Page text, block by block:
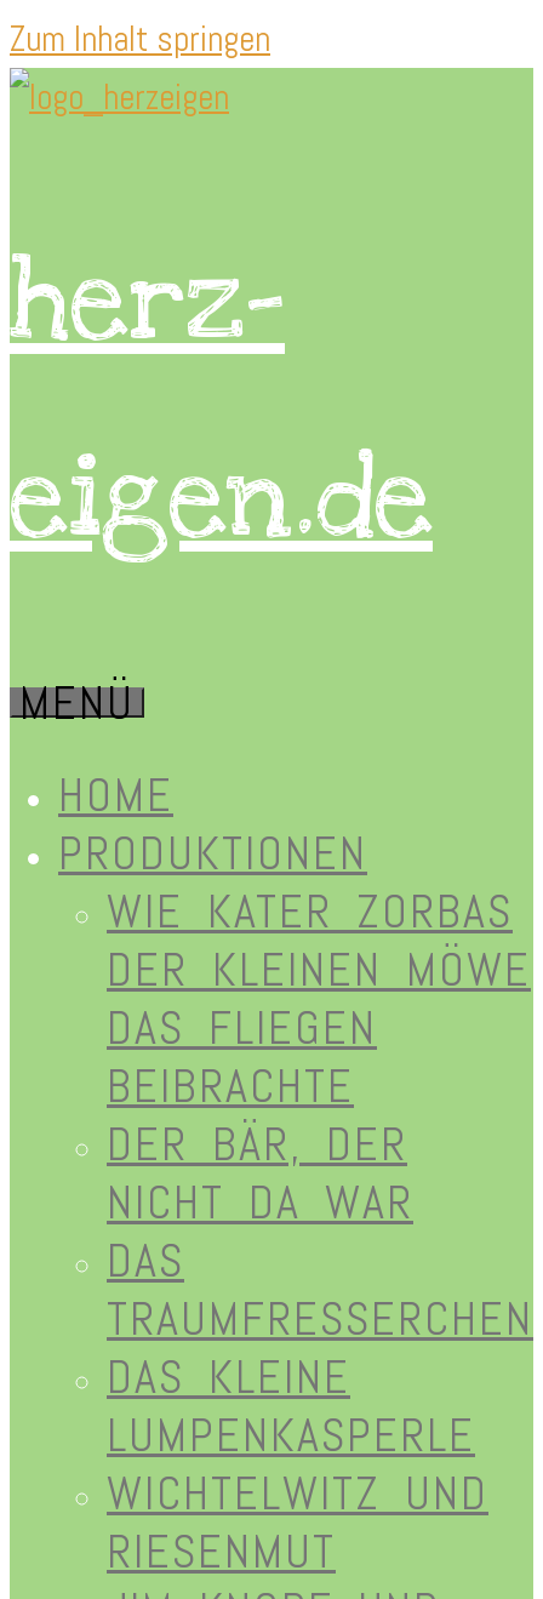
Zum Inhalt springen
herz-
eigen.de
MENÜ
HOME
PRODUKTIONEN
WIE KATER ZORBAS
DER KLEINEN MÖWE
DAS FLIEGEN
BEIBRACHTE
DER BÄR, DER
NICHT DA WAR
DAS
TRAUMFRESSERCHEN
DAS KLEINE
LUMPENKASPERLE
WICHTELWITZ UND
RIESENMUT